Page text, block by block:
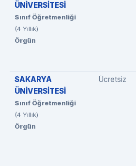
ÜNİVERSİTESİ
Sınıf Öğretmenliği
(4 Yıllık)
Örgün
SAKARYA
ÜNİVERSİTESİ
Sınıf Öğretmenliği
(4 Yıllık)
Örgün
Ücretsiz